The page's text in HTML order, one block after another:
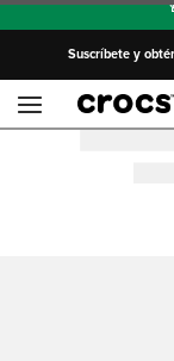
Suscríbete y